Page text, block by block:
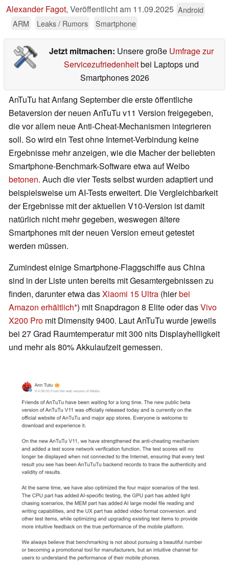
Alexander Fagot, Veröffentlicht am 11.09.2025 Android
ARM
Leaks / Rumors Smartphone
Jetzt mitmachen: Unsere große Umfrage zur
Servicezufriedenheitbei Laptops und
Smartphones 2026
AnTuTu hat Anfang September die erste öffentliche
Betaversion der neuen AnTuTu v11 Version freigegeben,
die vor allem neue Anti-Cheat-Mechanismen integrieren
soll. So wird ein Test ohne Internet-Verbindung keine
Ergebnisse mehr anzeigen, wie die Macher der beliebten
Smartphone-Benchmark-Software etwa auf Weibo
betonen. Auch die vier Tests selbst wurden adaptiert und
beispielsweise um AI-Tests erweitert. Die Vergleichbarkeit
der Ergebnisse mit der aktuellen V10-Version ist damit
natürlich nicht mehr gegeben, weswegen ältere
Smartphones mit der neuen Version erneut getestet
werden müssen.
Zumindest einige Smartphone-Flaggschiffe aus China
sind in der Liste unten bereits mit Gesamtergebnissen zu
finden, darunter etwa dasXiaomi 15 Ultra (hierbei
Amazon erhältlich ) mit Snapdragon 8 Elite oder dasVivo
X200 Pro mit Dimensity 9400. Laut AnTuTu wurde jeweils
bei 27 Grad Raumtemperatur mit 300 nits Displayhelligkeit
und mehr als 80% Akkulaufzeit gemessen.